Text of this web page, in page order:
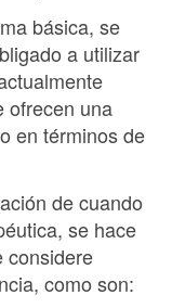
básica, se
a utilizar
ofrecen una
en términos de
de cuando
se hace
considere
como son: